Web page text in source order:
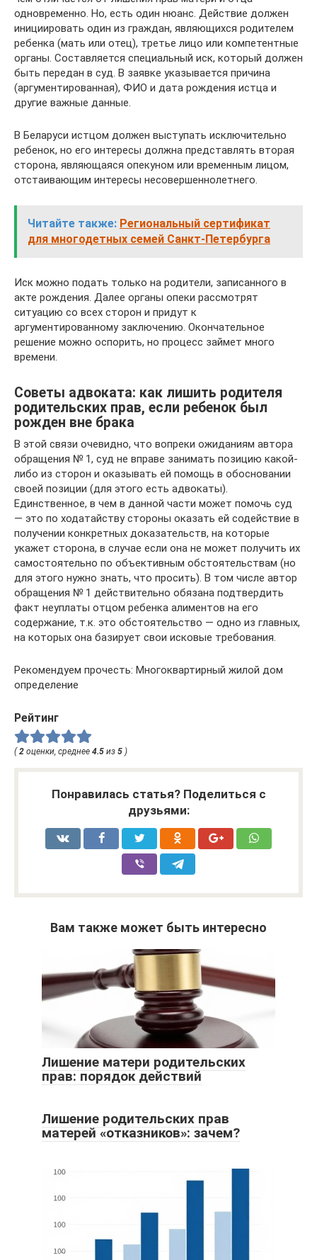
одновременно. Но, есть один нюанс. Действие должен
инициировать один из граждан, являющихся родителем
ребенка (мать или отец), третье лицо или компетентные
органы. Составляется специальный иск, который должен
быть передан в суд. В заявке указывается причина
(аргументированная), ФИО и дата рождения истца и
другие важные данные.
В Беларуси истцом должен выступать исключительно
ребенок, но его интересы должна представлять вторая
сторона, являющаяся опекуном или временным лицом,
отстаивающим интересы несовершеннолетнего.
Читайте также: Региональный сертификат
для многодетных семей Санкт-Петербурга
Иск можно подать только на родители, записанного в
акте рождения. Далее органы опеки рассмотрят
ситуацию со всех сторон и придут к
аргументированному заключению. Окончательное
решение можно оспорить, но процесс займет много
времени.
Советы адвоката: как лишить родителя
родительских прав, если ребенок был
рожден вне брака
В этой связи очевидно, что вопреки ожиданиям автора
обращения № 1, суд не вправе занимать позицию какой-
либо из сторон и оказывать ей помощь в обосновании
своей позиции (для этого есть адвокаты).
Единственное, в чем в данной части может помочь суд
— это по ходатайству стороны оказать ей содействие в
получении конкретных доказательств, на которые
укажет сторона, в случае если она не может получить их
самостоятельно по объективным обстоятельствам (но
для этого нужно знать, что просить). В том числе автор
обращения № 1 действительно обязана подтвердить
факт неуплаты отцом ребенка алиментов на его
содержание, т.к. это обстоятельство — одно из главных,
на которых она базирует свои исковые требования.
Рекомендуем прочесть: Многоквартирный жилой дом
определение
Рейтинг
(2 оценки, среднее 4.5 из 5 )
Понравилась статья? Поделиться с
друзьями:
Вам также может быть интересно
Лишение матери родительских
прав: порядок действий
Лишение родительских прав
матерей «отказников»: зачем?